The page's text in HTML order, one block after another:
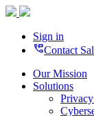
Sign in
perm_phone_msgContact
Our Mission
Solutions